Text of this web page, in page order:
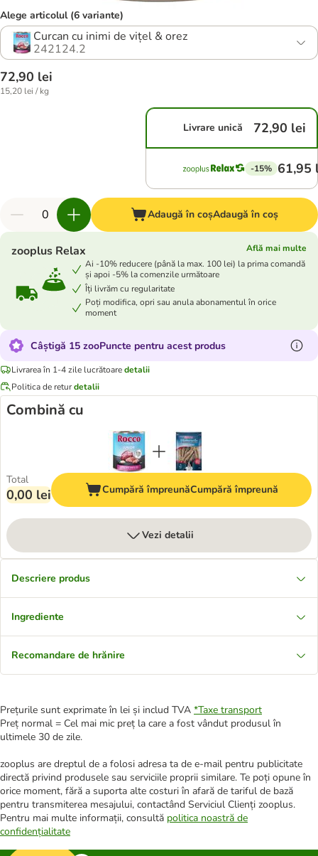
Alege articolul (6 variante)
Curcan cu inimi de vițel & orez
242124.2
72,90 lei
15,20 lei / kg
Livrare unică 72,90 lei
-15% 61,95
Adaugă în coșAdaugă în coș
zooplus Relax
Află mai multe
Ai -10% reducere (până la max. 100 lei) la prima comandă
și apoi -5% la comenzile următoare
Îți livrăm cu regularitate
Poți modifica, opri sau anula abonamentul în orice
moment
Câștigă 15 zooPuncte pentru acest produs
Livrarea în 1-4 zile lucrătoaredetalii
Politica de returdetalii
Combină cu
Total
0,00 lei Cumpără împreunăCumpără împreună
Vezi detalii
Descriere produs
Ingrediente
Recomandare de hrănire
Prețurile sunt exprimate în lei și includ TVA *Taxe transport
Preț normal = Cel mai mic preț la care a fost vândut produsul în
ultimele 30 de zile.
zooplus are dreptul de a folosi adresa ta de e-mail pentru publicitate
directă privind produsele sau serviciile proprii similare. Te poți opune în
orice moment, fără a suporta alte costuri în afară de tariful de bază
pentru transmiterea mesajului, contactând Serviciul Clienți zooplus.
Pentru mai multe informații, consultă politica noastră de
confidențialitate